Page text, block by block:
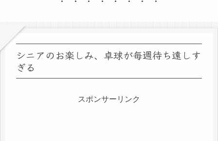
シニアのお楽しみ、卓球が毎週待ち遠しす
ぎる
スポンサーリンク